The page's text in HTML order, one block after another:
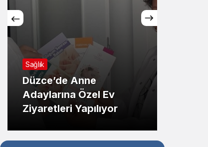
Sistem Modu
Sistem modunu seçin.
Sağlık
Düzce’de Anne
Adaylarına Özel Ev
Ziyaretleri Yapılıyor